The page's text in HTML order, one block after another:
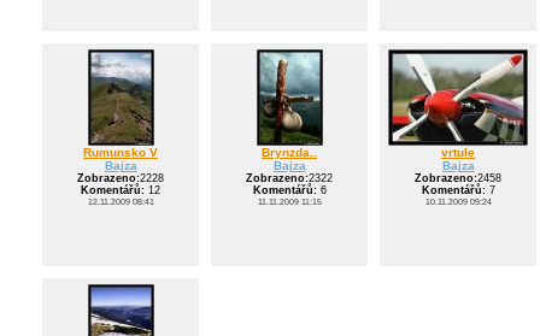
Rumunsko V
Bajza
Zobrazeno:2228
Komentářů: 12
12.11.2009 08:41
Brynzda..
Bajza
Zobrazeno:2322
Komentářů:6
11.11.2009 11:15
vrtule
Bajza
Zobrazeno:2458
Komentářů:7
10.11.2009 09:24